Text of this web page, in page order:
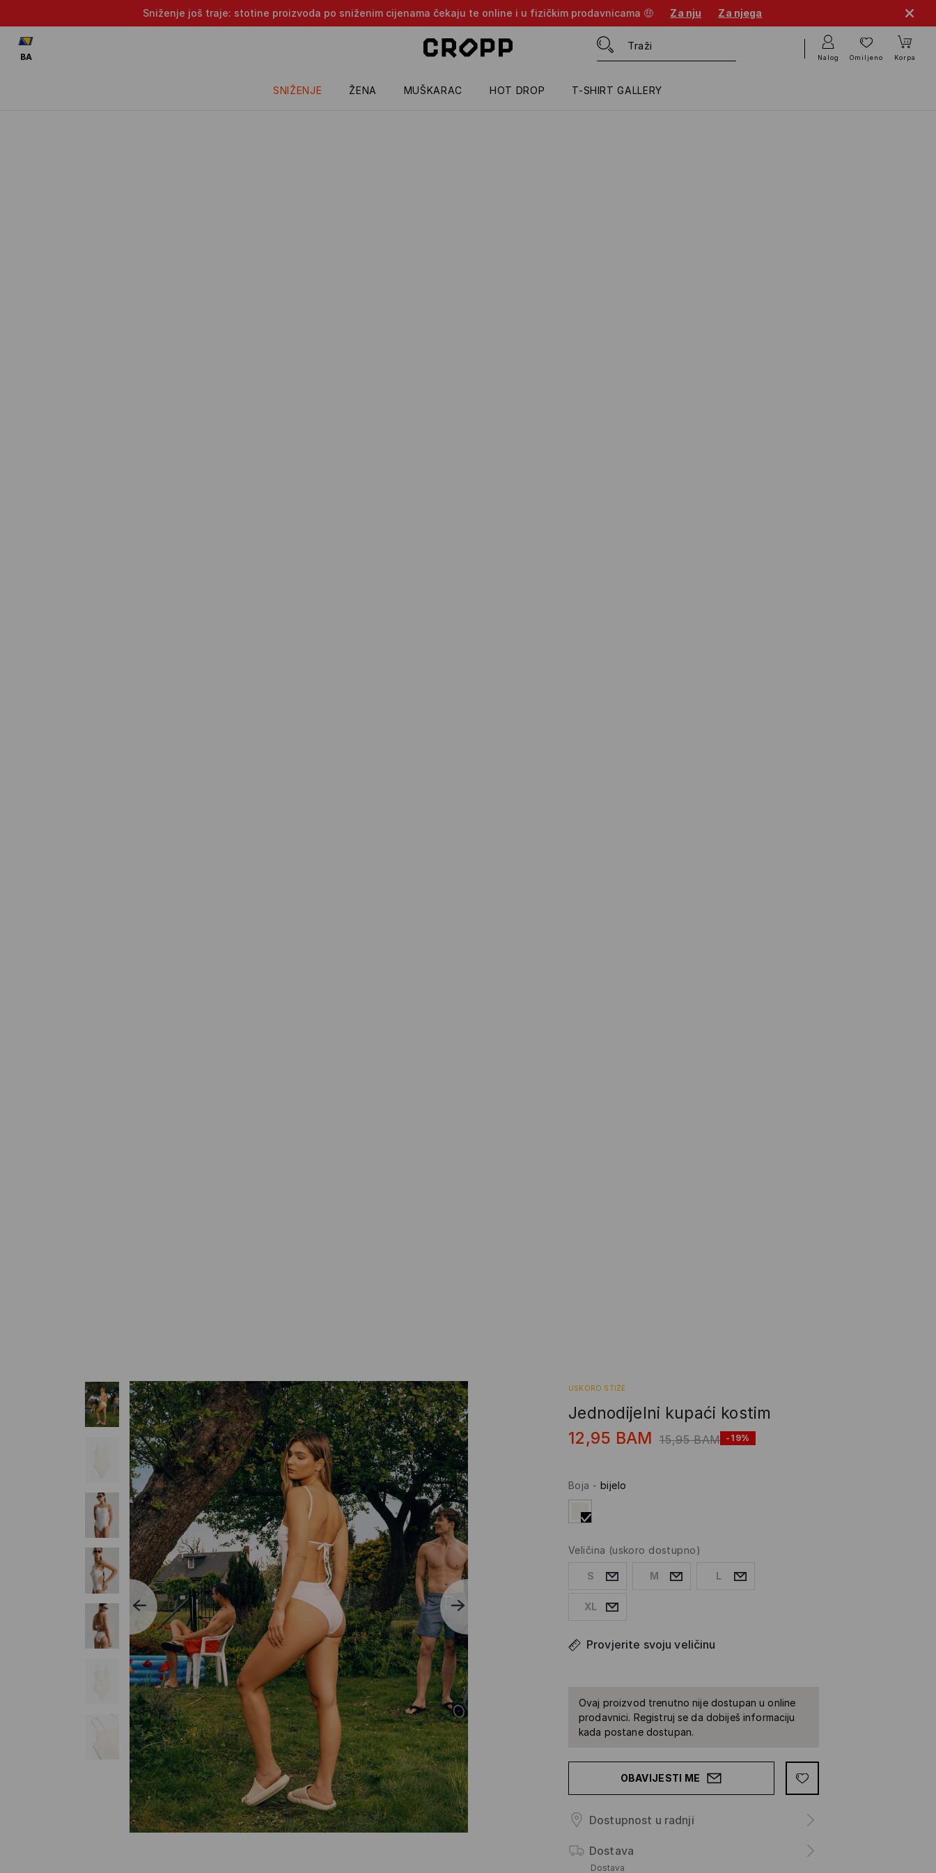
Sniženje još traje: stotine proizvoda po sniženim cijenama čekaju te online i u fizičkim prodavnicama 🤑 Za nju Za njega
SNIŽENJE ŽENA MUŠKARAC HOT DROP T-SHIRT GALLERY
BA Nalog Omiljeno Korpa
USKORO STIŽE
Jednodijelni kupaći kostim
12,95 BAM 15,95 BAM -19%
Boja - bijelo
Veličina (uskoro dostupno)
S M L
XL
Provjerite svoju veličinu
Ovaj proizvod trenutno nije dostupan u online
prodavnici. Registruj se da dobiješ informaciju
kada postane dostupan.
OBAVIJESTI ME
Dostupnost u radnji
Dostava
Dostava